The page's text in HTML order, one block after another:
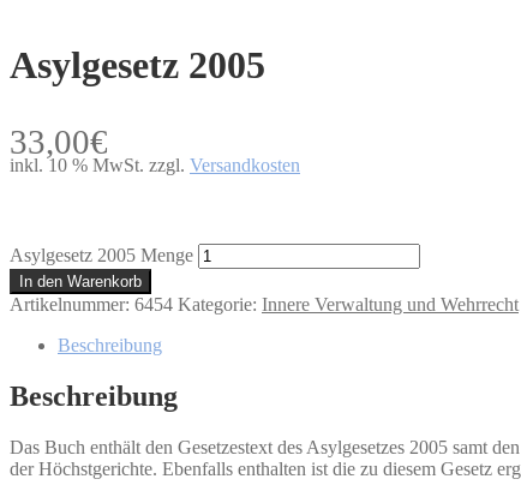
Asylgesetz 2005
33,00€
inkl. 10 % MwSt. zzgl. Versandkosten
Asylgesetz 2005 Menge
In den Warenkorb
Artikelnummer: 6454 Kategorie: Innere Verwaltung und Wehrrecht
Beschreibung
Beschreibung
Das Buch enthält den Gesetzestext des Asylgesetzes 2005 samt
der Höchstgerichte. Ebenfalls enthalten ist die zu diesem Gesetz